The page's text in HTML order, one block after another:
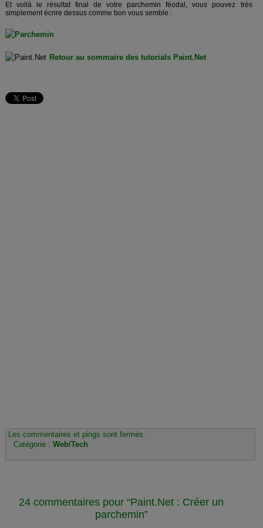
Et voilà le résultat final de votre parchemin féodal, vous pouvez très
simplement écrire dessus comme bon vous semble :
Retour au sommaire des tutorials Paint.Net
Les commentaires et pings sont fermés.
Catégorie : Web/Tech
24 commentaires pour “Paint.Net : Créer un
parchemin”